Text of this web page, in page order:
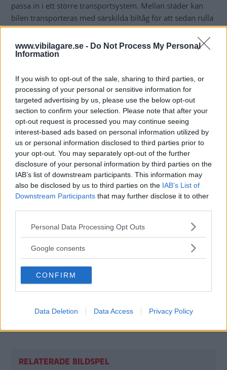
www.vibilagare.se - Do Not Process My Personal
Information
If you wish to opt-out of the sale, sharing to third parties, or
processing of your personal or sensitive information for
targeted advertising by us, please use the below opt-out
section to confirm your selection. Please note that after your
opt-out request is processed you may continue seeing
interest-based ads based on personal information utilized by
us or personal information disclosed to third parties prior to
your opt-out. You may separately opt-out of the further
disclosure of your personal information by third parties on the
IAB’s list of downstream participants. This information may
also be disclosed by us to third parties on the IAB’s List of
Downstream Participants that may further disclose it to other
Please note that this website/app uses one or more Google
not limited to your visit or usage behaviour. You may click to
use your data for below specified purposes in below Google
consent section.
Personal Data Processing Opt Outs
Google consents
CONFIRM
Data Deletion Data Access Privacy Policy
passa in i ett större transportsystem. Mellan städer kan
bilen transporteras med särskilda biltåg för att sedan rulla
ut på egen hand i stadstrafiken.
Joystick istället för ratt
ratt, ett tydligt konceptuellt drag. Men till det yttre ser
bilen ganska produktionsfärdig ut och Rinspeed menar att
bilen är tänkt för serietillverkning.
Rinspeed meddelar också att de är i förhandlingar med
tillverkare om att göra verklighet av konceptet.
Diskutera:Vad tycker du om Rinspeed UC?
RELATERADE BILDSPEL